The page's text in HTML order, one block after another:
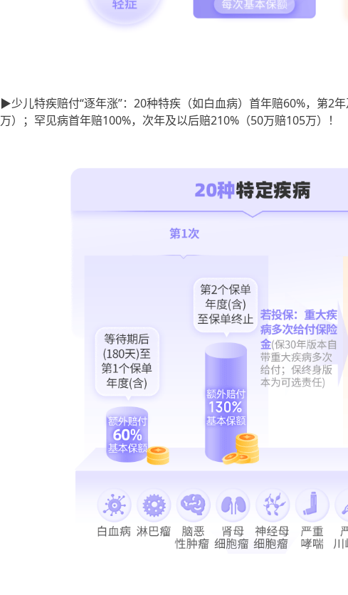
▶少儿特疾赔付“逐年涨”：20种特疾（如白血病）首年赔60%，第2
万）；罕见病首年赔100%，次年及以后赔210%（50万赔105万）
！